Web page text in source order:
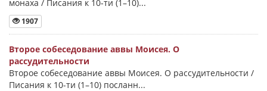
монаха / Писания к 10-ти (1–10)...
1907
Второе собеседование аввы Моисея. О
рассудительности
Второе собеседование аввы Моисея. О рассудительности /
Писания к 10-ти (1–10) посланн...